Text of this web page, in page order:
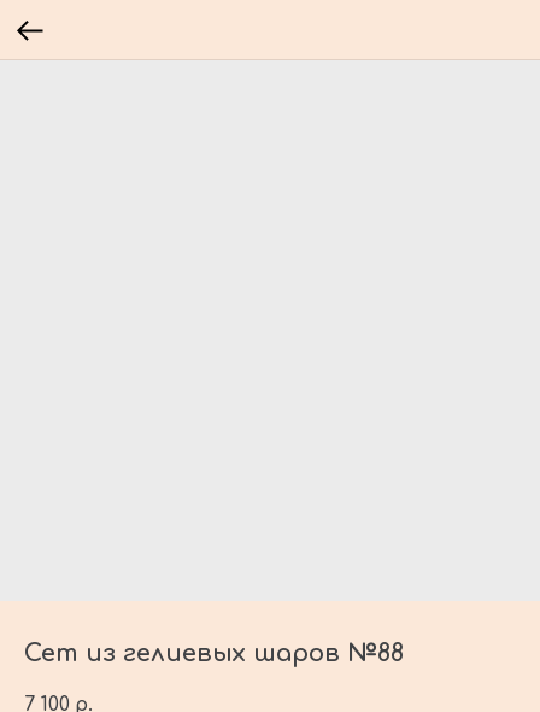
Сет из гелиевых шаров №88
7 100 р.